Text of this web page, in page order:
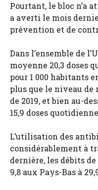
Pourtant, le bloc n’a
a averti le mois
prévention et de
Dans l’ensemble de
moyenne 20,3 doses
pour 1 000 habitants
plus que le niveau de
de 2019, et bien au-
15,9 doses
L’utilisation des
considérablement à
dernière, les débits
9,8 aux Pays-Bas à